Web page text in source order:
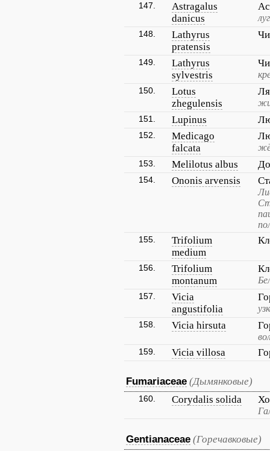
147.
Astragalus
danicus
148.
Lathyrus
pratensis
149.
Lathyrus
sylvestris
150.
Lotus
zhegulensis
151. Lupinus
152.
Medicago
falcata
153. Melilotus albus
154. Ononis arvensis
155.
Trifolium
medium
156.
Trifolium
montanum
157.
Vicia
angustifolia
158. Vicia hirsuta
159. Vicia villosa
Fumariaceae (Дымянковые)
160. Corydalis solida
Gentianaceae (Горечавковые)